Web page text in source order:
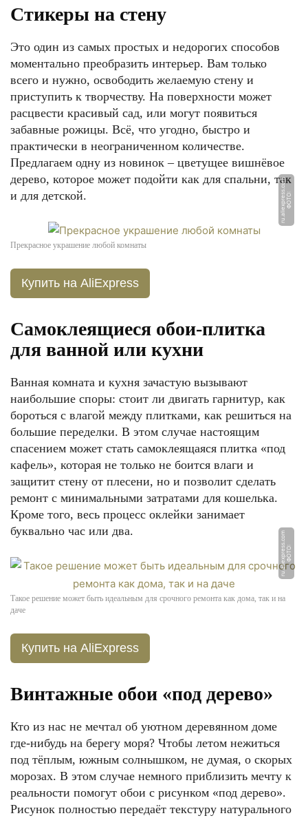
Стикеры на стену
Это один из самых простых и недорогих способов
моментально преобразить интерьер. Вам только
всего и нужно, освободить желаемую стену и
приступить к творчеству. На поверхности может
расцвести красивый сад, или могут появиться
забавные рожицы. Всё, что угодно, быстро и
практически в неограниченном количестве.
Предлагаем одну из новинок – цветущее вишнёвое
дерево, которое может подойти как для спальни, так
и для детской.
Ф
О
Т
О:
r
u.
ali
e
x
p
r
e
s
s.
c
o
m
Прекрасное украшение любой комнаты
Купить на AliExpress
Самоклеящиеся обои-плитка
для ванной или кухни
Ванная комната и кухня зачастую вызывают
наибольшие споры: стоит ли двигать гарнитур, как
бороться с влагой между плитками, как решиться на
большие переделки. В этом случае настоящим
спасением может стать самоклеящаяся плитка «под
кафель», которая не только не боится влаги и
защитит стену от плесени, но и позволит сделать
ремонт с минимальными затратами для кошелька.
Кроме того, весь процесс оклейки занимает
буквально час или два.
Ф
О
Т
О:
r
u.
ali
e
x
p
r
e
s
s.
c
o
m
Такое решение может быть идеальным для срочного ремонта как дома, так и на
даче
Купить на AliExpress
Винтажные обои «под дерево»
Кто из нас не мечтал об уютном деревянном доме
где-нибудь на берегу моря? Чтобы летом нежиться
под тёплым, южным солнышком, не думая, о скорых
морозах. В этом случае немного приблизить мечту к
реальности помогут обои с рисунком «под дерево».
Рисунок полностью передаёт текстуру натурального